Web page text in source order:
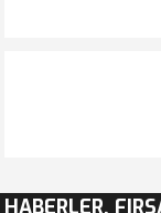
HABERLER,